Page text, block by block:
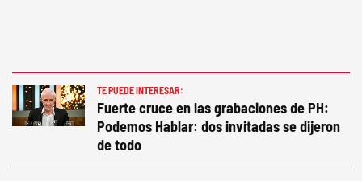
TE PUEDE INTERESAR:
Fuerte cruce en las grabaciones de PH:
Podemos Hablar: dos invitadas se dijeron
de todo